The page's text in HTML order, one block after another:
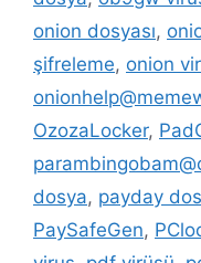
onion dosyası,
şifreleme, onion
OzozaLocker,
dosya, payday
PaySafeGen,